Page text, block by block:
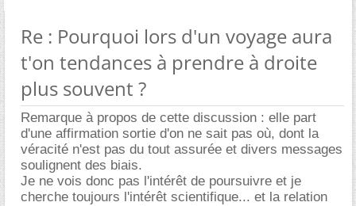
Re : Pourquoi lors d'un voyage aura
t'on tendances à prendre à droite
plus souvent ?
Remarque à propos de cette discussion : elle part
d'une affirmation sortie d'on ne sait pas où, dont la
véracité n'est pas du tout assurée et divers messages
soulignent des biais.
Je ne vois donc pas l'intérêt de poursuivre et je
cherche toujours l'intérêt scientifique... et la relation